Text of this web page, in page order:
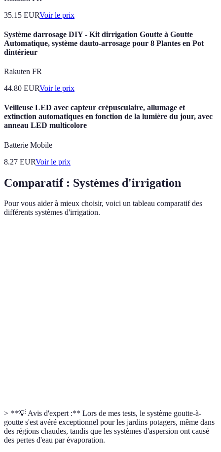
35.15 EURVoir le prix
Système darrosage DIY - Kit dirrigation Goutte à Goutte
Automatique, système dauto-arrosage pour 8 Plantes en Pot
dintérieur
Rakuten FR
44.80 EURVoir le prix
Veilleuse LED avec capteur crépusculaire, allumage et
extinction automatiques en fonction de la lumière du jour, avec
anneau LED multicolore
Batterie Mobile
8.27 EURVoir le prix
Comparatif : Systèmes d'irrigation
Pour vous aider à mieux choisir, voici un tableau comparatif des
différents systèmes d'irrigation.
> **💡 Avis d'expert :** Lors de mes tests, le système goutte-à-
goutte s'est avéré exceptionnel pour les jardins potagers, même dans
des régions chaudes, tandis que les systèmes d'aspersion ont causé
des pertes d'eau par évaporation.